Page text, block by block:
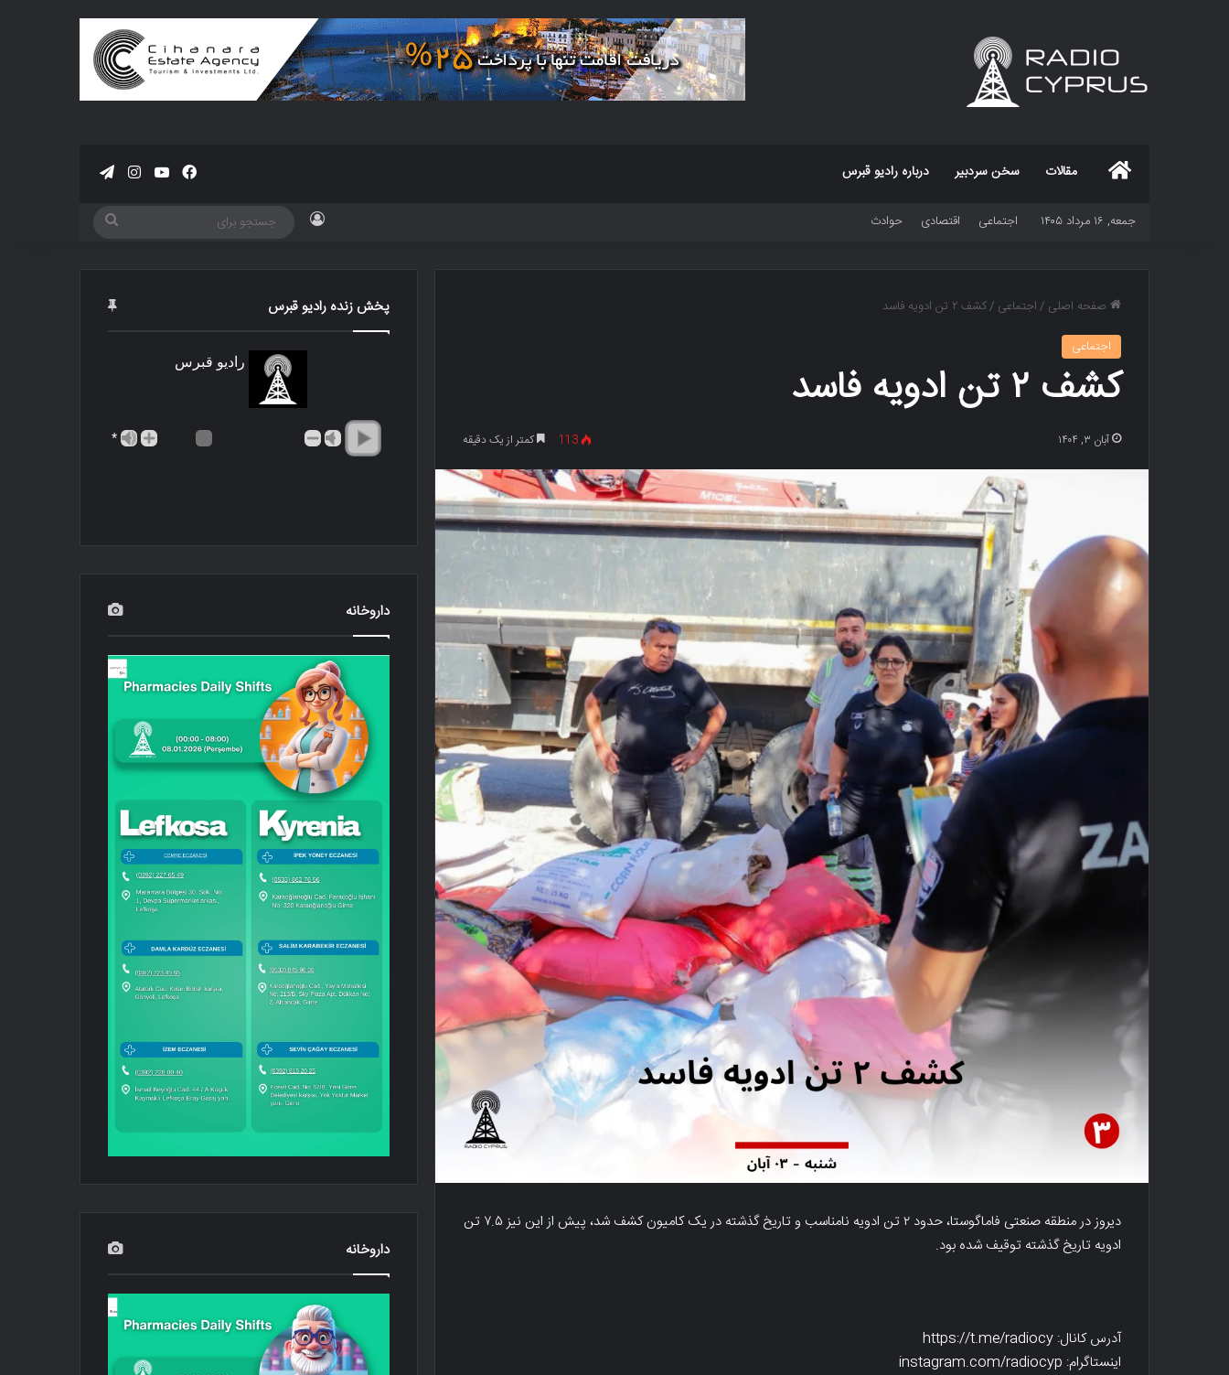
مقالات سخن سردبیر درباره رادیو قبرس فیسبوکیوتیوباینستاگرام
جمعه, ۱۶ مرداد ۱۴۰۵ اجتماعی اقتصادی حوادث
صفحه اصلی /اجتماعی /کشف ۲ تن ادویه فاسد
اجتماعی
کشف ۲ تن ادویه فاسد
آبان ۳, ۱۴۰۴ 113 کمتر از یک دقیقه
دیروز در منطقه صنعتی فاماگوستا، حدود ۲ تن ادویه نامناسب و تاریخ گذشته در یک کامیون کشف شد، پیش از این نیز ۷.۵ تن
ادویه تاریخ گذشته توقیف شده بود.
آدرس کانال: https://t.me/radiocy
اینستاگرام: instagram.com/radiocyp
پخش زنده رادیو قبرس
رادیو قبرس
*
داروخانه
داروخانه